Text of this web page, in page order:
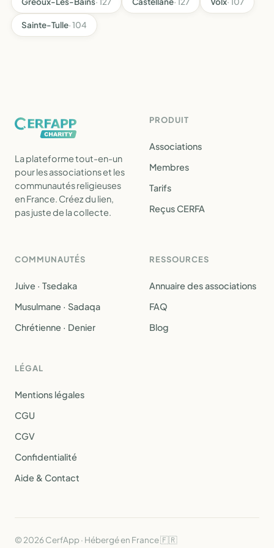
Sainte-Tulle· 104
La plateforme tout-en-un
pour les associations et les
communautés religieuses
en France. Créez du lien,
pas juste de la collecte.
PRODUIT
Associations
Membres
Tarifs
Reçus CERFA
COMMUNAUTÉS
Juive · Tsedaka
Musulmane · Sadaqa
Chrétienne · Denier
RESSOURCES
Annuaire des associations
FAQ
Blog
LÉGAL
Mentions légales
CGU
CGV
Confidentialité
Aide & Contact
© 2026 CerfApp · Hébergé en France 🇫🇷